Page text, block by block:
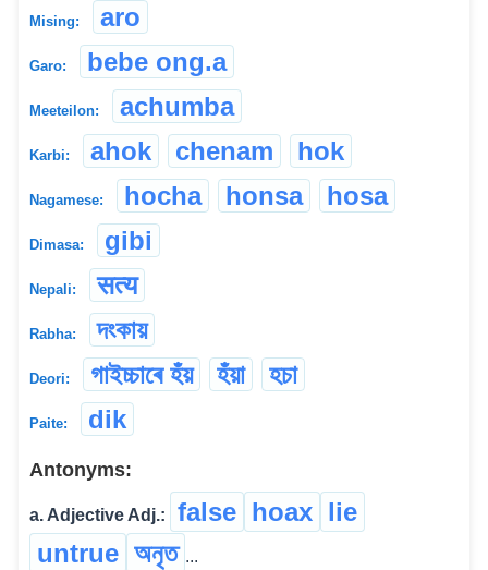
Mising: aro
Garo: bebe ong.a
Meeteilon: achumba
Karbi: ahok chenam hok
Nagamese: hocha honsa hosa
Dimasa: gibi
Nepali: सत्य
Rabha: দংকায়
Deori: গাইচ্চাৰে হঁয় হঁয়া হচা
Paite: dik
Antonyms:
a. Adjective Adj.: false hoax lie
untrue অনৃত ...